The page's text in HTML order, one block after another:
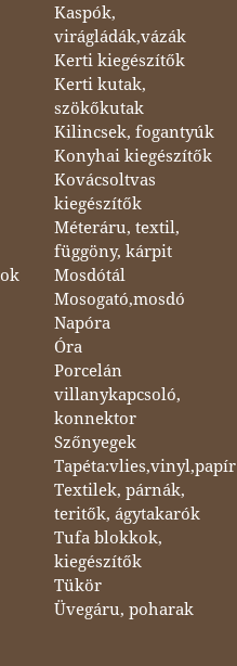
Kaspók,
virágládák,vázák
Kerti kiegészítők
Kerti kutak,
szökőkutak
Kilincsek, fogantyúk
Konyhai kiegészítők
Kovácsoltvas
kiegészítők
Méteráru, textil,
függöny, kárpit
Mosdótál
Mosogató,mosdó
Napóra
Óra
Porcelán
villanykapcsoló,
konnektor
Szőnyegek
Tapéta:vlies,vinyl,papír
Textilek, párnák,
teritők, ágytakarók
Tufa blokkok,
kiegészítők
Tükör
Üvegáru, poharak